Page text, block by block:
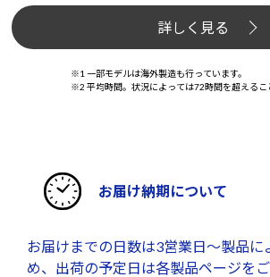
詳しく見る
※1 一部モデルは海外製造も行っています。
※2 平均時間。状況によっては72時間を超えるこ
お届け納期について
お届けまでの日数は3営業日～製品に
め、出荷の予定日は各製品ページをご